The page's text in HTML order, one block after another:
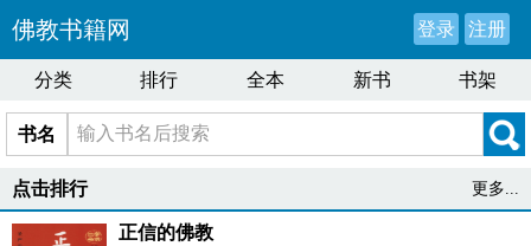
佛教书籍网 登录 注册
分类 排行 全本 新书 书架
书名
点击排行 更多...
正信的佛教